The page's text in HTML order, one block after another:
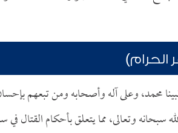
الحرام)
محمد، وعلى آله وأصحابه ومن تبعهم
وتعالى، مما يتعلق بأحكام القتال في